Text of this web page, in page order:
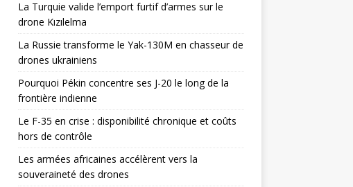
La Turquie valide l’emport furtif d’armes sur le
drone Kızılelma
La Russie transforme le Yak-130M en chasseur de
drones ukrainiens
Pourquoi Pékin concentre ses J-20 le long de la
frontière indienne
Le F-35 en crise : disponibilité chronique et coûts
hors de contrôle
Les armées africaines accélèrent vers la
souveraineté des drones